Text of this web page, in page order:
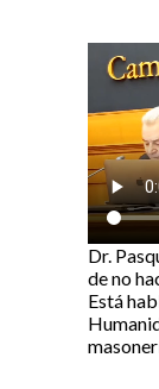
Dr.
de no
Está